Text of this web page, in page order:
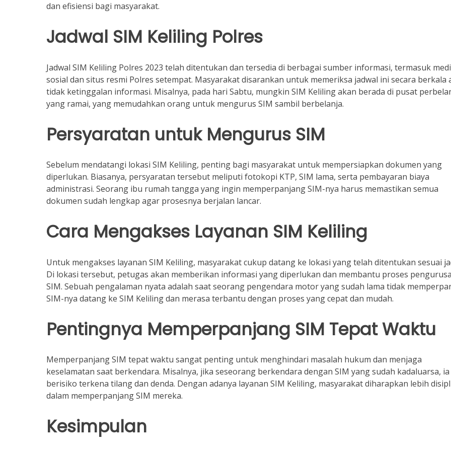
dan efisiensi bagi masyarakat.
Jadwal SIM Keliling Polres
Jadwal SIM Keliling Polres 2023 telah ditentukan dan tersedia di berbagai sumber informasi, termasuk
sosial dan situs resmi Polres setempat. Masyarakat disarankan untuk memeriksa jadwal ini secara berkala
tidak ketinggalan informasi. Misalnya, pada hari Sabtu, mungkin SIM Keliling akan berada di pusat
yang ramai, yang memudahkan orang untuk mengurus SIM sambil berbelanja.
Persyaratan untuk Mengurus SIM
Sebelum mendatangi lokasi SIM Keliling, penting bagi masyarakat untuk mempersiapkan dokumen yang
diperlukan. Biasanya, persyaratan tersebut meliputi fotokopi KTP, SIM lama, serta pembayaran biaya
administrasi. Seorang ibu rumah tangga yang ingin memperpanjang SIM-nya harus memastikan semua
dokumen sudah lengkap agar prosesnya berjalan lancar.
Cara Mengakses Layanan SIM Keliling
Untuk mengakses layanan SIM Keliling, masyarakat cukup datang ke lokasi yang telah ditentukan sesuai
Di lokasi tersebut, petugas akan memberikan informasi yang diperlukan dan membantu proses
SIM. Sebuah pengalaman nyata adalah saat seorang pengendara motor yang sudah lama tidak
SIM-nya datang ke SIM Keliling dan merasa terbantu dengan proses yang cepat dan mudah.
Pentingnya Memperpanjang SIM Tepat Waktu
Memperpanjang SIM tepat waktu sangat penting untuk menghindari masalah hukum dan menjaga
keselamatan saat berkendara. Misalnya, jika seseorang berkendara dengan SIM yang sudah kadaluarsa, ia
berisiko terkena tilang dan denda. Dengan adanya layanan SIM Keliling, masyarakat diharapkan lebih
dalam memperpanjang SIM mereka.
Kesimpulan